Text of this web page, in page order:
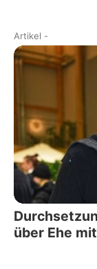
Artikel -
über Ehe